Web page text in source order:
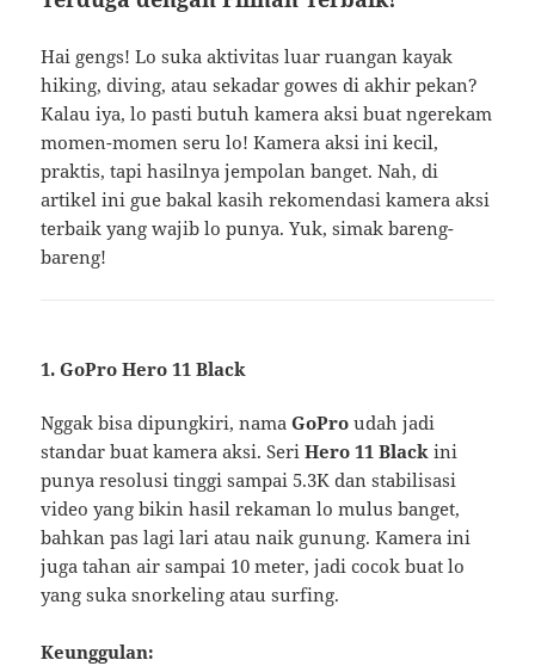
Hai gengs! Lo suka aktivitas luar ruangan kayak
hiking, diving, atau sekadar gowes di akhir pekan?
Kalau iya, lo pasti butuh kamera aksi buat ngerekam
momen-momen seru lo! Kamera aksi ini kecil,
praktis, tapi hasilnya jempolan banget. Nah, di
artikel ini gue bakal kasih rekomendasi kamera aksi
terbaik yang wajib lo punya. Yuk, simak bareng-
bareng!
1.GoPro Hero 11 Black
Nggak bisa dipungkiri, namaGoPro udah jadi
standar buat kamera aksi. SeriHero 11 Black ini
punya resolusi tinggi sampai 5.3K dan stabilisasi
video yang bikin hasil rekaman lo mulus banget,
bahkan pas lagi lari atau naik gunung. Kamera ini
juga tahan air sampai 10 meter, jadi cocok buat lo
yang suka snorkeling atau surfing.
Keunggulan: